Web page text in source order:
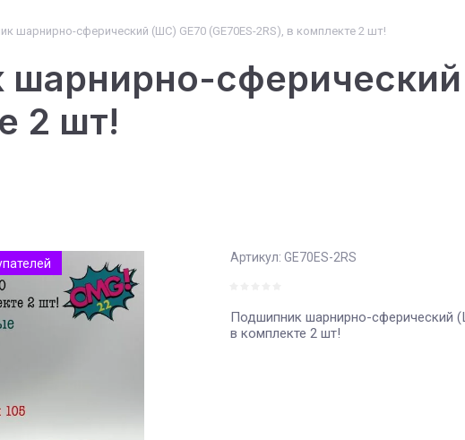
шарнирно-сферический (ШС) GE70 (GE70ES-2RS), в комплекте 2 шт!
сферический
2 шт!
Артикул: GE70ES-2RS
Подшипник шарнирно-сферический
в комплекте 2 шт!